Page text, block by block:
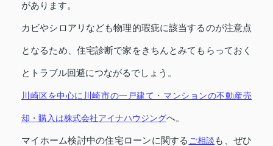
があります。
カビやシロアリなども物理的瑕疵に該当するのが注意点
となるため、住宅診断で家をきちんとみてもらっておく
とトラブル回避につながるでしょう。
川崎区を中心に川崎市の一戸建て・マンションの不動産売
却・購入は株式会社アイナハウジングへ。
マイホーム検討中の住宅ローンに関する ご相談 も、ぜひ